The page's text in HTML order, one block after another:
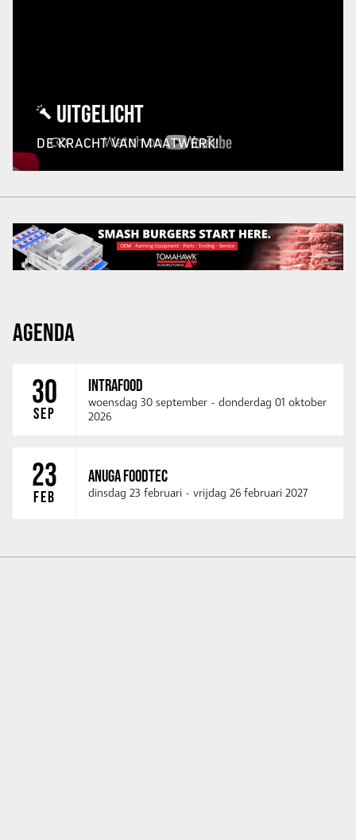
UITGELICHT
DE KRACHT VAN MAATWERK!
AGENDA
30
SEP
INTRAFOOD
woensdag 30 september - donderdag 01 oktober
2026
23
FEB
ANUGA FOODTEC
dinsdag 23 februari - vrijdag 26 februari 2027